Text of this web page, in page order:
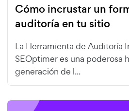
Cómo incrustar un
auditoría en tu sitio
La Herramienta de Auditoría
SEOptimer es una poderosa
generación de l...